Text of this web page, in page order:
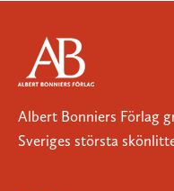
Albert Bonniers Förlag
Sveriges största